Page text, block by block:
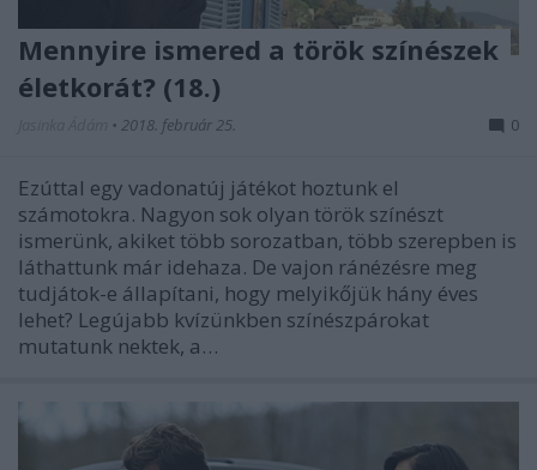
Mennyire ismered a török színészek
életkorát? (18.)
• 2018. február 25. 0
Ezúttal egy vadonatúj játékot hoztunk el
számotokra. Nagyon sok olyan török színészt
ismerünk, akiket több sorozatban, több szerepben is
láthattunk már idehaza. De vajon ránézésre meg
tudjátok-e állapítani, hogy melyikőjük hány éves
lehet? Legújabb kvízünkben színészpárokat
mutatunk nektek, a…